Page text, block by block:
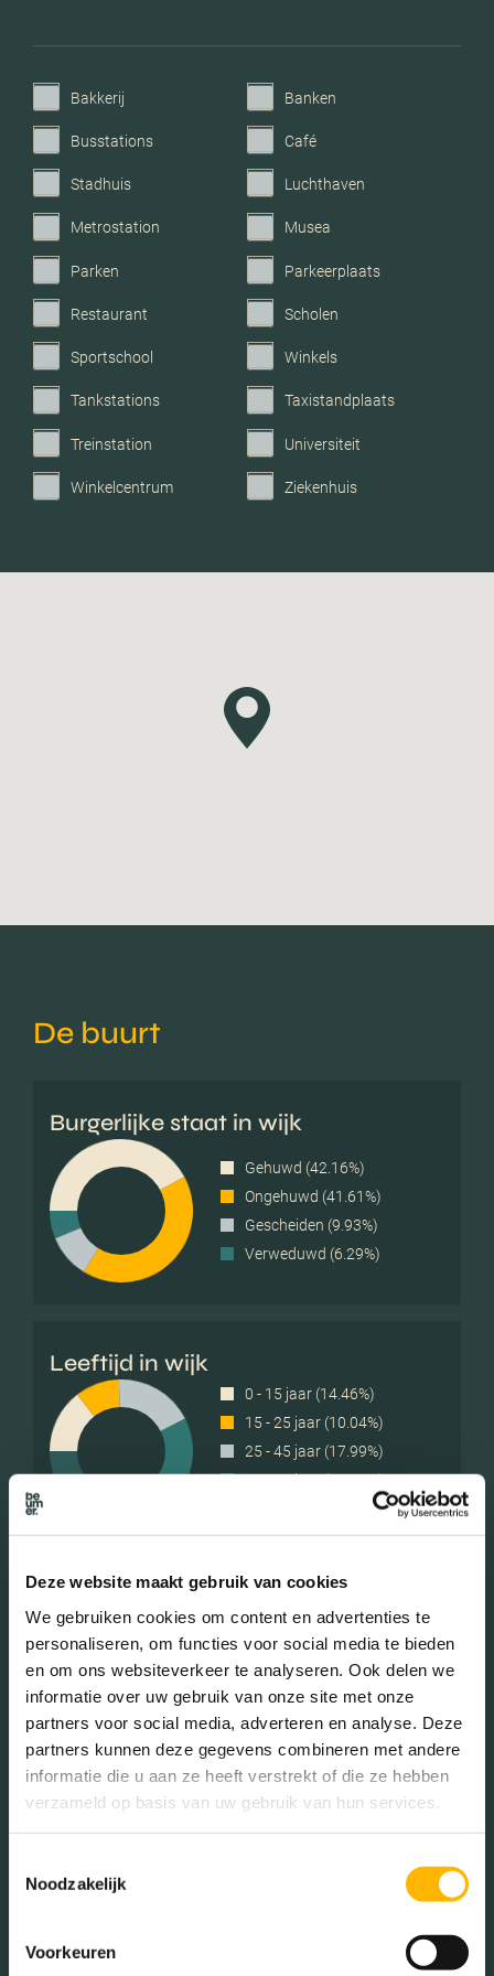
Deze website maakt gebruik van cookies
We gebruiken cookies om content en advertenties te
personaliseren, om functies voor social media te bieden
en om ons websiteverkeer te analyseren. Ook delen we
informatie over uw gebruik van onze site met onze
partners voor social media, adverteren en analyse. Deze
partners kunnen deze gegevens combineren met andere
informatie die u aan ze heeft verstrekt of die ze hebben
verzameld op basis van uw gebruik van hun services.
Noodzakelijk
Voorkeuren
Bakkerij Banken
Busstations Café
Stadhuis Luchthaven
Metrostation Musea
Parken Parkeerplaats
Restaurant Scholen
Sportschool Winkels
Tankstations Taxistandplaats
Treinstation Universiteit
Winkelcentrum Ziekenhuis
De buurt
Burgerlijke staat in wijk
Gehuwd (42.16%)
Ongehuwd (41.61%)
Gescheiden (9.93%)
Verweduwd (6.29%)
Leeftijd in wijk
0 - 15 jaar (14.46%)
15 - 25 jaar (10.04%)
25 - 45 jaar (17.99%)
45 - 65 jaar (34.55%)
Geslacht
Mannen (46.84%)
Vrouwen (53.16%)
Éénpersoons huishoudens